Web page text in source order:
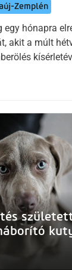
Zemplén
hónapra
akit a múlt